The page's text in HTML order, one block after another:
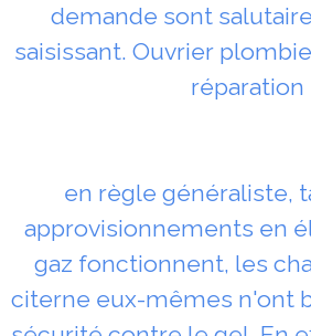
demande sont
saisissant. Ouvrier
réparation
en règle généraliste,
approvisionnements en
gaz fonctionnent, les
citerne eux-mêmes n'ont